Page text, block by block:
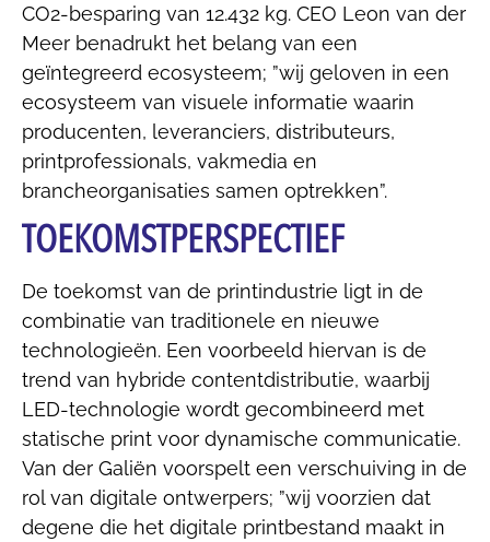
CO2-besparing van 12.432 kg. CEO Leon van der
Meer benadrukt het belang van een
geïntegreerd ecosysteem; ”wij geloven in een
ecosysteem van visuele informatie waarin
producenten, leveranciers, distributeurs,
printprofessionals, vakmedia en
brancheorganisaties samen optrekken”.
TOEKOMSTPERSPECTIEF
De toekomst van de printindustrie ligt in de
combinatie van traditionele en nieuwe
technologieën. Een voorbeeld hiervan is de
trend van hybride contentdistributie, waarbij
LED-technologie wordt gecombineerd met
statische print voor dynamische communicatie.
Van der Galiën voorspelt een verschuiving in de
rol van digitale ontwerpers; ”wij voorzien dat
degene die het digitale printbestand maakt in